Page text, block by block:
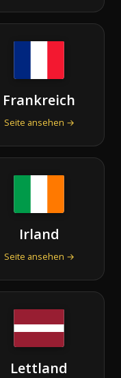
Frankreich
Seite ansehen →
Irland
Seite ansehen →
Lettland